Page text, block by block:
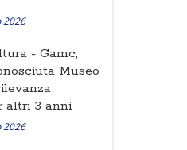
2026
- Gamc,
Museo
altri 3 anni
2026